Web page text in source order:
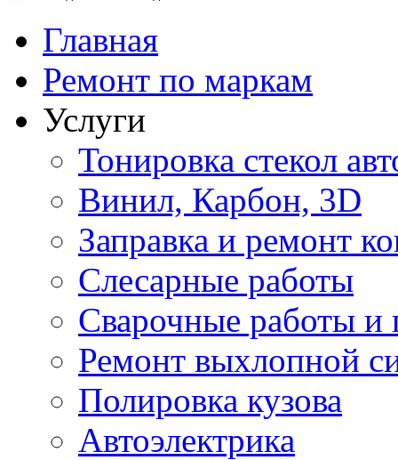
Главная
Ремонт по маркам
Услуги
Тонировка стекол
Винил, Карбон, 3D
Заправка и ремонт
Слесарные работы
Сварочные работы и
Ремонт выхлопной
Полировка кузова
Автоэлектрика